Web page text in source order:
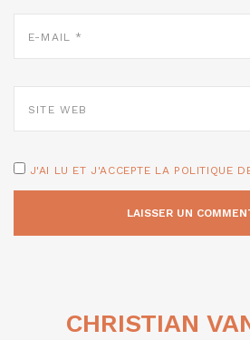
MAIL
WEB
J'AI LU ET J'ACCEPTE LA POLITIQUE
CHRISTIAN